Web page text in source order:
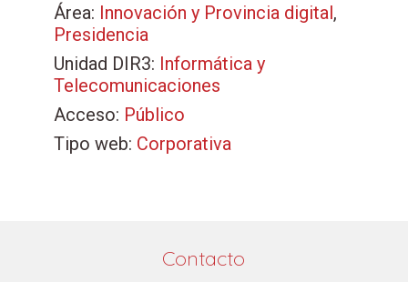
Área: Innovación y Provincia digital,
Presidencia
Unidad DIR3: Informática y
Telecomunicaciones
Acceso: Público
Tipo web: Corporativa
Contacto